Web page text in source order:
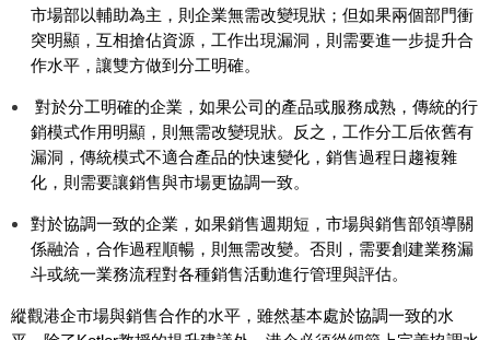
市場部以輔助為主，則企業無需改變現狀；但如果兩個部門衝
突明顯，互相搶佔資源，工作出現漏洞，則需要進一步提升合
作水平，讓雙方做到分工明確。
對於分工明確的企業，如果公司的產品或服務成熟，傳統的行
銷模式作用明顯，則無需改變現狀。反之，工作分工后依舊有
漏洞，傳統模式不適合產品的快速變化，銷售過程日趨複雜
化，則需要讓銷售與市場更協調一致。
對於協調一致的企業，如果銷售週期短，市場與銷售部領導關
係融洽，合作過程順暢，則無需改變。否則，需要創建業務漏
斗或統一業務流程對各種銷售活動進行管理與評估。
縱觀港企市場與銷售合作的水平，雖然基本處於協調一致的水